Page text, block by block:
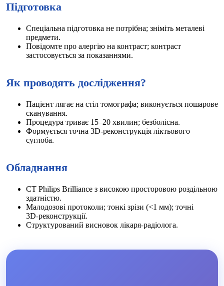
Підготовка
Спеціальна підготовка не потрібна; зніміть металеві
предмети.
Повідомте про алергію на контраст; контраст
застосовується за показаннями.
Як проводять дослідження?
Пацієнт лягає на стіл томографа; виконується пошарове
сканування.
Процедура триває 15–20 хвилин; безболісна.
Формується точна 3D‑реконструкція ліктьового
суглоба.
Обладнання
CT Philips Brilliance з високою просторовою роздільною
здатністю.
Малодозові протоколи; тонкі зрізи (<1 мм); точні
3D‑реконструкції.
Структурований висновок лікаря‑радіолога.